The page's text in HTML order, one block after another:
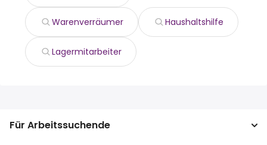
Warenverräumer Haushaltshilfe
Lagermitarbeiter
Für Arbeitssuchende